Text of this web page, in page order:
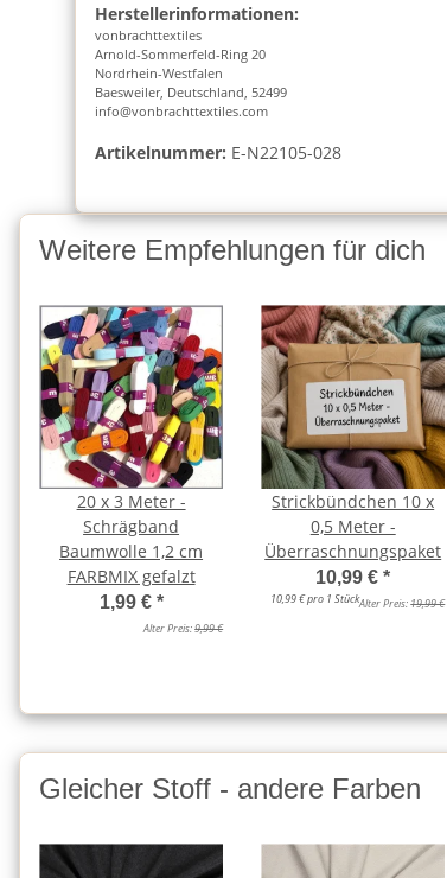
Herstellerinformationen:
vonbrachttextiles
Arnold-Sommerfeld-Ring 20
Nordrhein-Westfalen
Baesweiler, Deutschland, 52499
info@vonbrachttextiles.com
Artikelnummer: E-N22105-028
Weitere Empfehlungen für dich
20 x 3 Meter -
Schrägband
Baumwolle 1,2 cm
FARBMIX gefalzt
1,99 € *
Alter Preis:9,99 €
Strickbündchen 10 x
0,5 Meter -
Überraschnungspaket
10,99 €*
10,99 € pro 1 StückAlter Preis:19,99 €
Gleicher Stoff - andere Farben